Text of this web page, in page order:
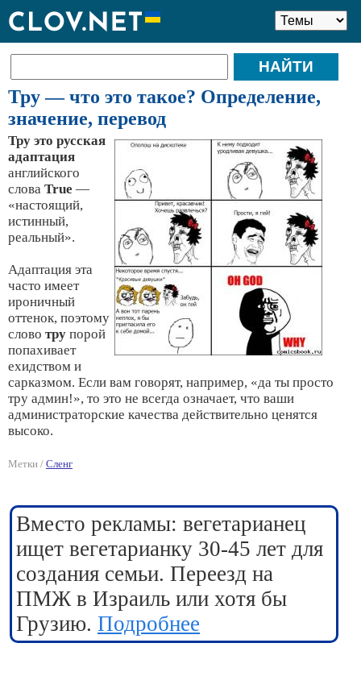
Тру — что это такое? Определение,
значение, перевод
Тру это русская
адаптация
английского
слова True —
«настоящий,
истинный,
реальный».
Адаптация эта
часто имеет
ироничный
оттенок, поэтому
слово тру порой
попахивает
ехидством и
сарказмом. Если вам говорят, например, «да ты просто
тру админ!», то это не всегда означает, что ваши
администраторские качества действительно ценятся
высоко.
Метки / Сленг
Вместо рекламы: вегетарианец
ищет вегетарианку 30-45 лет для
создания семьи. Переезд на
ПМЖ в Израиль или хотя бы
Грузию. Подробнее